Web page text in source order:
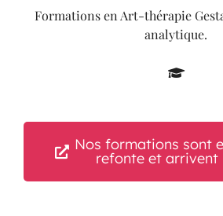
Formations en Art-thérapie
analytique.
Nos formations sont
refonte et